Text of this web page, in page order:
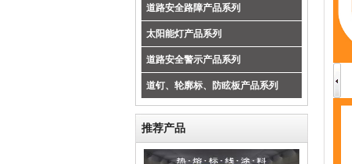
道路安全路障产品系列
太阳能灯产品系列
道路安全警示产品系列
道钉、轮廓标、防眩板产品系列
推荐产品